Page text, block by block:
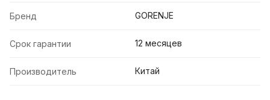
Бренд GORENJE
Срок гарантии 12 месяцев
Производитель Китай